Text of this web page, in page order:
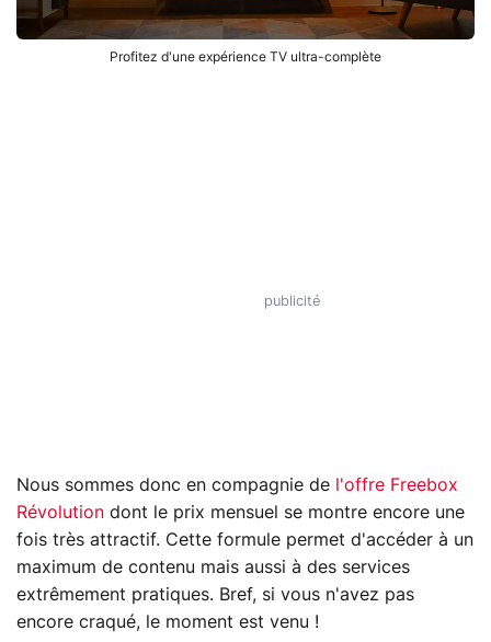
Profitez d'une expérience TV ultra-complète
Nous sommes donc en compagnie de
l'offre Freebox
Révolution dont le prix mensuel se montre encore une
fois très attractif. Cette formule permet d'accéder à un
maximum de contenu mais aussi à des services
extrêmement pratiques. Bref, si vous n'avez pas
encore craqué, le moment est venu !